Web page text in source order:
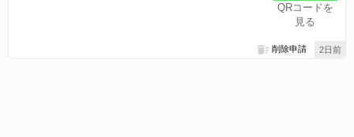
QRコードを
見る
2日前
削除申請